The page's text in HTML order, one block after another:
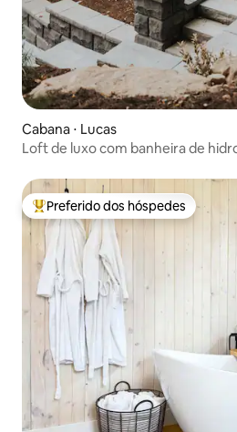
Cabana ⋅ Lucas
Loft de luxo com banheira de
Entre os melhores preferidos dos
Preferido dos hóspedes